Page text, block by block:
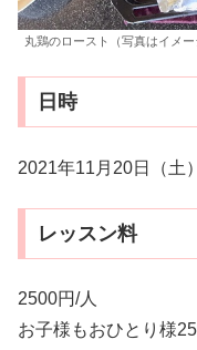
丸鶏のロースト（写真はイメー
日時
2021年11月20日（土
レッスン料
2500円/人
お子様もおひとり様